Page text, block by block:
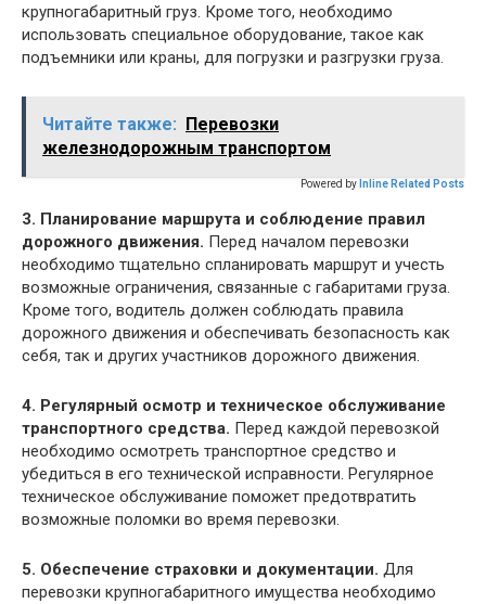
крупногабаритный груз. Кроме того, необходимо
использовать специальное оборудование, такое как
подъемники или краны, для погрузки и разгрузки груза.
Читайте также: Перевозки
железнодорожным транспортом
Powered by Inline Related Posts
3. Планирование маршрута и соблюдение правил
дорожного движения. Перед началом перевозки
необходимо тщательно спланировать маршрут и учесть
возможные ограничения, связанные с габаритами груза.
Кроме того, водитель должен соблюдать правила
дорожного движения и обеспечивать безопасность как
себя, так и других участников дорожного движения.
4. Регулярный осмотр и техническое обслуживание
транспортного средства. Перед каждой перевозкой
необходимо осмотреть транспортное средство и
убедиться в его технической исправности. Регулярное
техническое обслуживание поможет предотвратить
возможные поломки во время перевозки.
5. Обеспечение страховки и документации. Для
перевозки крупногабаритного имущества необходимо